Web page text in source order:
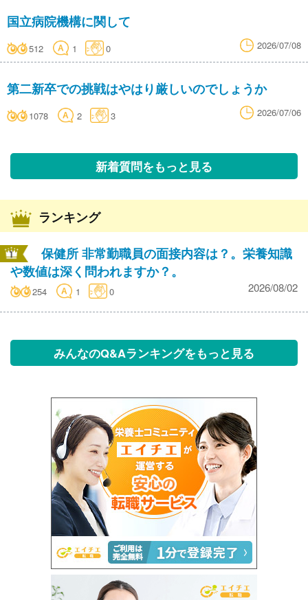
国立病院機構に関して
512 1 0 2026/07/08
第二新卒での挑戦はやはり厳しいのでしょうか
1078 2 3 2026/07/06
新着質問をもっと見る
ランキング
保健所 非常勤職員の面接内容は？。栄養知識
や数値は深く問われますか？。
254 1 0 2026/08/02
みんなのQ&Aランキングをもっと見る